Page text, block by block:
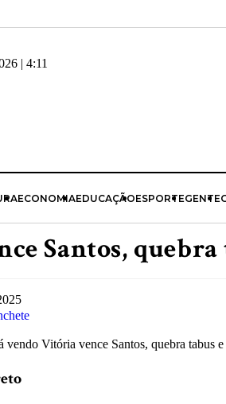
| 4:11
ECONOMIAEDUCAÇÃOESPORTEGENTE
Santos,